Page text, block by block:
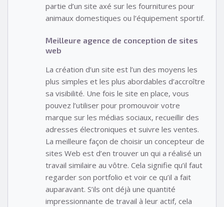
partie d’un site axé sur les fournitures pour
animaux domestiques ou l’équipement sportif.
Meilleure agence de conception de sites
web
La création d’un site est l’un des moyens les
plus simples et les plus abordables d’accroître
sa visibilité. Une fois le site en place, vous
pouvez l’utiliser pour promouvoir votre
marque sur les médias sociaux, recueillir des
adresses électroniques et suivre les ventes.
La meilleure façon de choisir un concepteur de
sites Web est d’en trouver un qui a réalisé un
travail similaire au vôtre. Cela signifie qu’il faut
regarder son portfolio et voir ce qu’il a fait
auparavant. S’ils ont déjà une quantité
impressionnante de travail à leur actif, cela